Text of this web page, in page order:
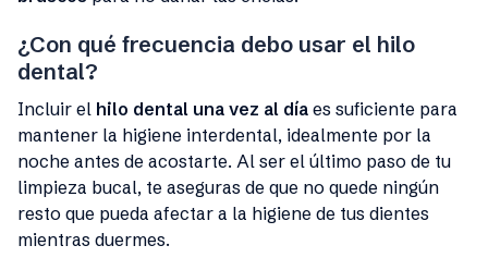
¿Con qué frecuencia debo usar el hilo
dental?
Incluir el hilo dental una vez al día es suficiente para
mantener la higiene interdental, idealmente por la
noche antes de acostarte. Al ser el último paso de tu
limpieza bucal, te aseguras de que no quede ningún
resto que pueda afectar a la higiene de tus dientes
mientras duermes.